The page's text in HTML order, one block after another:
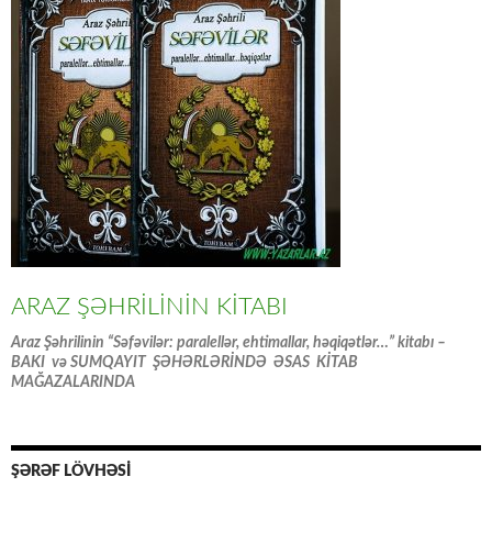
ARAZ ŞƏHRİLİNİN KİTABI
Araz Şəhrilinin “Səfəvilər: paralellər, ehtimallar, həqiqətlər…” kitabı –
BAKI və SUMQAYIT ŞƏHƏRLƏRİNDƏ ƏSAS KİTAB
MAĞAZALARINDA
ŞƏRƏF LÖVHƏSİ